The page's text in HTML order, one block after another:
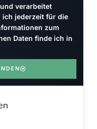
verarbeitet
ich jederzeit für die
zum
Daten finde ich in